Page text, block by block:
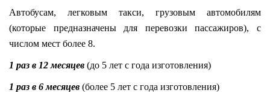
Автобусам, легковым такси, грузовым автомобилям
(которые предназначены для перевозки пассажиров), с
числом мест более 8.
1 раз в 12 месяцев (до 5 лет с года изготовления)
1 раз в 6 месяцев (более 5 лет с года изготовления)